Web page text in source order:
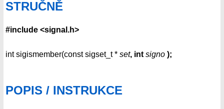
STRUČNĚ
#include <signal.h>
int sigismember(const sigset_t * set, int signo );
POPIS / INSTRUKCE